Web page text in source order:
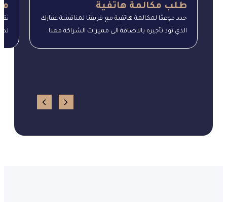
طلب مكالمة هاتفية
حدد موعدًا لمكالمة هاتفية مع فريقنا لمناقشة عقارك
الذي تود تأجيره بالاضافة الى مميزات الشراكة معنا.